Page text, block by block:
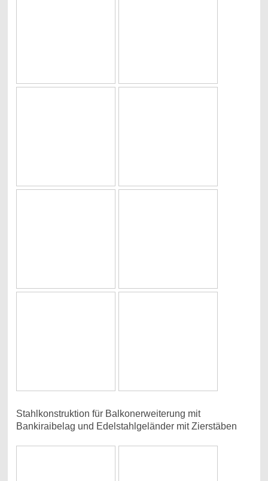
Stahlkonstruktion für Balkonerweiterung mit
Bankiraibelag und Edelstahlgeländer mit Zierstäben